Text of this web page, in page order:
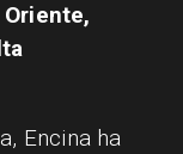
Encina ha